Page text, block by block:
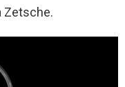
Zetsche.